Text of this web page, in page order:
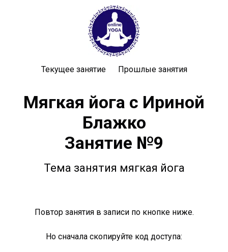
Текущее занятие Прошлые занятия
Мягкая йога с Ириной
Блажко
Занятие №9
Тема занятия мягкая йога
Повтор занятия в записи по кнопке ниже.
Но сначала скопируйте код доступа: